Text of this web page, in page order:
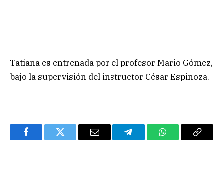
Tatiana es entrenada por el profesor Mario Gómez,
bajo la supervisión del instructor César Espinoza.
FacebookTwitter Email TelegramWhatsAppCopy